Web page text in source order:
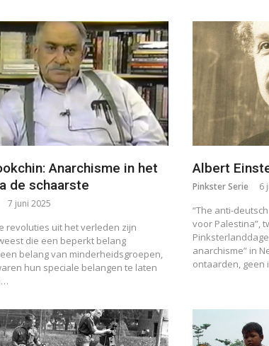
Anarchisme in het
de schaarste
7 juni 2025
revoluties uit het verleden zijn
die een beperkt belang
belang van minderheidsgroepen,
hun speciale belangen te laten
Albert
Pinkster Serie 6
“The anti-
voor Palestina”,
anarchisme” in
ontaarden, geen